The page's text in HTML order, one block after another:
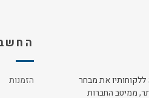
את מבחר
ממיטב החברות
הזמנות